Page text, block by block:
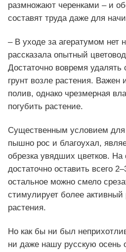
размножают черенками – и
составят труда даже для
– В уходе за агератумом нет
рассказала опытный
Достаточно вовремя удалять
грунт возле растения. Важен
полив, однако чрезмерная
погубить растение.
Существенным условием для
пышно рос и благоухал,
обрезка увядших цветков. На
достаточно оставить всего
остальное можно смело
стимулирует более активный
растения.
Но как бы ни был
ни даже нашу русскую осень